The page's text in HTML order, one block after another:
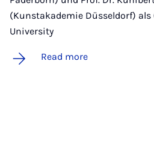
(Kunstakademie Düsseldorf) als
University
Read more